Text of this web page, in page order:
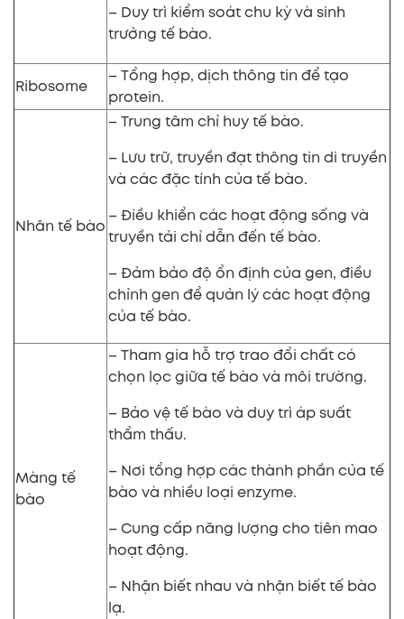
– Duy trì kiểm soát chu kỳ và sinh
trưởng tế bào.
Ribosome
– Tổng hợp, dịch thông tin để tạo
protein.
Nhân tế bào
– Trung tâm chỉ huy tế bào.
– Lưu trữ, truyền đạt thông tin di truyền
và các đặc tính của tế bào.
– Điều khiển các hoạt động sống và
truyền tải chỉ dẫn đến tế bào.
– Đảm bảo độ ổn định của gen, điều
chỉnh gen để quản lý các hoạt động
của tế bào.
Màng tế
bào
– Tham gia hỗ trợ trao đổi chất có
chọn lọc giữa tế bào và môi trường.
– Bảo vệ tế bào và duy trì áp suất
thẩm thấu.
– Nơi tổng hợp các thành phần của tế
bào và nhiều loại enzyme.
– Cung cấp năng lượng cho tiên mao
hoạt động.
– Nhận biết nhau và nhận biết tế bào
lạ.